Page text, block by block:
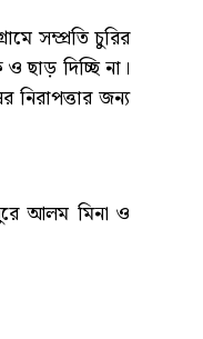
সম্প্রতি চুরির
ছাড় দিচ্ছি না।
নিরাপত্তার জন্য
আলম মিনা ও